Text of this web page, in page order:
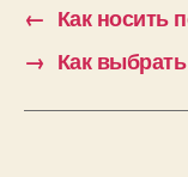
← Как носить
→ Как